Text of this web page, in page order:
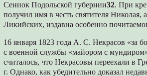
Сениок Подольской губернии32. При
получил имя в честь святителя Николая,
Ликийских, издавна особенно
16 января 1823 года А. С. Некрасов «за
с военной службы «майором с
считалось, что Некрасовы переехали в
г. Однако, как убедительно доказал